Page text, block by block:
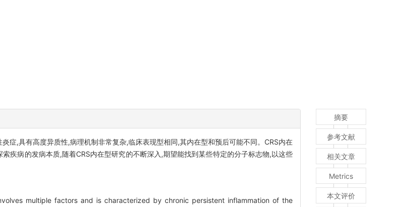
症,具有高度异质性,病理机制非常复杂,临床表现型相同,其内在型和预后可能不同。CRS内在
疾病的发病本质,随着CRS内在型研究的不断深入,期望能找到某些特定的分子标志物,以这些
multiple factors and is characterized by chronic persistent inflammation of the
摘要
参考文献
相关文章
Metrics
本文评价